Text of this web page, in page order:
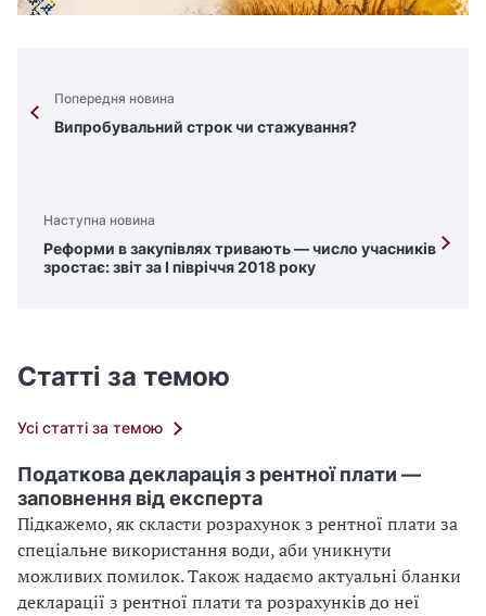
Попередня новина
Випробувальний строк чи стажування?
Наступна новина
Реформи в закупівлях тривають — число учасників
зростає: звіт за І півріччя 2018 року
Статті за темою
Усі статті за темою
Податкова декларація з рентної плати —
заповнення від експерта
Підкажемо, як скласти розрахунок з рентної плати за
спеціальне використання води, аби уникнути
можливих помилок. Також надаємо актуальні бланки
декларації з рентної плати та розрахунків до неї